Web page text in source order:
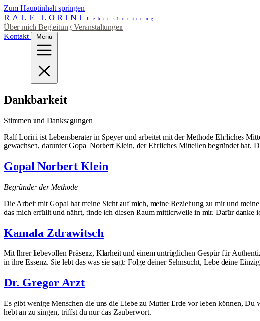
Zum Hauptinhalt springen
RALF LORINILebensberatung
Über mich Begleitung Veranstaltungen
Kontakt
Menü
Dankbarkeit
Stimmen und Danksagungen
Ralf Lorini ist Lebensberater in Speyer und arbeitet mit der Methode Ehrliches
gewachsen, darunter Gopal Norbert Klein, der Ehrliches Mitteilen begründet hat.
Gopal Norbert Klein
Begründer der Methode
Die Arbeit mit Gopal hat meine Sicht auf mich, meine Beziehung zu mir und
das mich erfüllt und nährt, finde ich diesen Raum mittlerweile in mir. Dafür danke
Kamala Zdrawitsch
Mit Ihrer liebevollen Präsenz, Klarheit und einem untrüglichen Gespür für
in ihre Essenz. Sie lebt das was sie sagt: Folge deiner Sehnsucht, Lebe deine
Dr. Gregor Arzt
Es gibt wenige Menschen die uns die Liebe zu Mutter Erde vor leben können,
hebt an zu singen, triffst du nur das Zauberwort.